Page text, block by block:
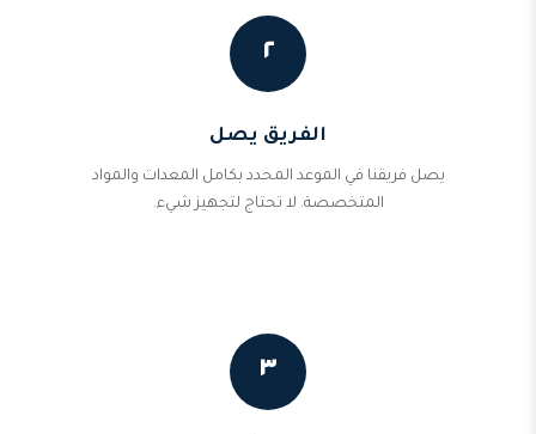
٢
الفريق يصل
يصل فريقنا في الموعد المحدد بكامل المعدات والمواد
المتخصصة. لا تحتاج لتجهيز شيء.
٣